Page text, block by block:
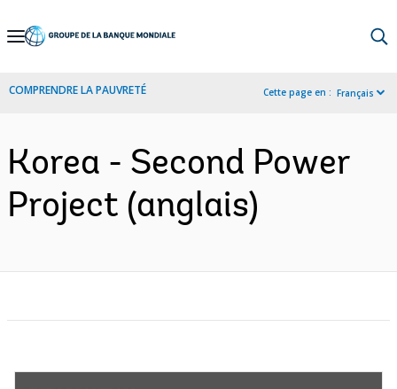
Skip
Navigation
COMPRENDRE LA PAUVRETÉ Cette page en : Français
Korea - Second Power
Project (anglais)